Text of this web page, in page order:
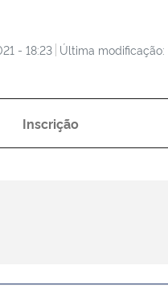
- 18:23 Última modificação:
Inscrição